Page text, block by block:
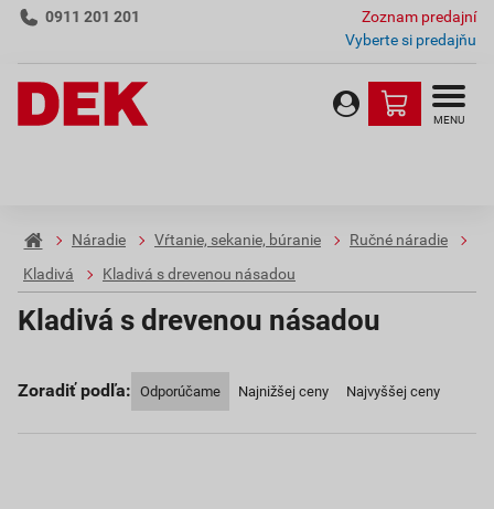
0911 201 201
Zoznam predajní
Vyberte si predajňu
MENU
Náradie Vŕtanie, sekanie, búranie
Ručné náradie
Kladivá
Kladivá s drevenou násadou
Kladivá s drevenou násadou
Zoradiť podľa: Odporúčame Najnižšej ceny Najvyššej ceny